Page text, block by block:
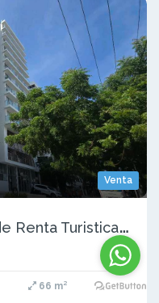
Venta
S
e Vende Apartamento de Renta Turistica en Rodadero, Santa Marta
66 m²